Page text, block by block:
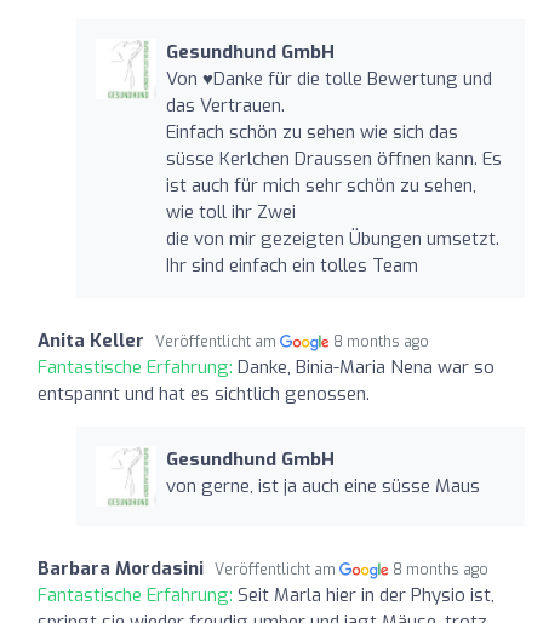
Gesundhund GmbH
Von ♥️Danke für die tolle Bewertung und
das Vertrauen.
Einfach schön zu sehen wie sich das
süsse Kerlchen Draussen öffnen kann. Es
ist auch für mich sehr schön zu sehen,
wie toll ihr Zwei
die von mir gezeigten Übungen umsetzt.
Ihr sind einfach ein tolles Team
Anita Keller Veröffentlicht am 8 months ago
Fantastische Erfahrung: Danke, Binia-Maria Nena war so
entspannt und hat es sichtlich genossen.
Gesundhund GmbH
von gerne, ist ja auch eine süsse Maus
Barbara Mordasini Veröffentlicht am 8 months ago
Fantastische Erfahrung: Seit Marla hier in der Physio ist,